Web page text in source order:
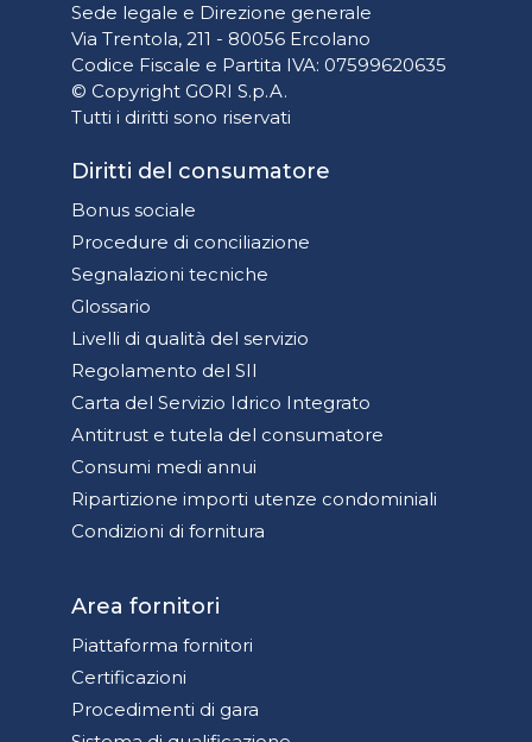
Sede legale e Direzione generale
Via Trentola, 211 - 80056 Ercolano
Codice Fiscale e Partita IVA: 07599620635
© Copyright GORI S.p.A.
Tutti i diritti sono riservati
Diritti del consumatore
Bonus sociale
Procedure di conciliazione
Segnalazioni tecniche
Glossario
Livelli di qualità del servizio
Regolamento del SII
Carta del Servizio Idrico Integrato
Antitrust e tutela del consumatore
Consumi medi annui
Ripartizione importi utenze condominiali
Condizioni di fornitura
Area fornitori
Piattaforma fornitori
Certificazioni
Procedimenti di gara